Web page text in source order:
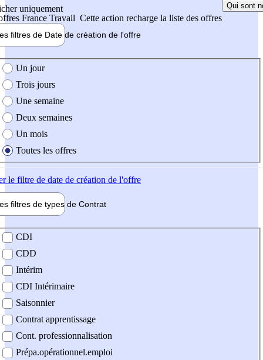
uniquement
France Travail Cette action recharge la liste des offres
Qui sont
filtres de Date de création de l'offre
création de l'offre
Un jour
Trois jours
Une semaine
Deux semaines
Un mois
Toutes les offres
le filtre de date de création de l'offre
filtres de types de Contrat
contrat
CDI
CDD
Intérim
CDI Intérimaire
Saisonnier
Contrat apprentissage
Cont. professionnalisation
Prépa.opérationnel.emploi